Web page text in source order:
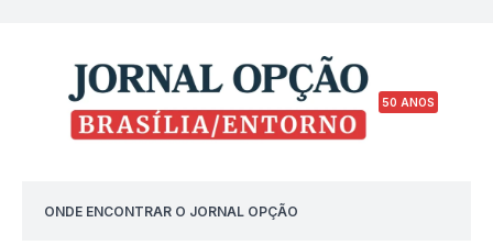
50 ANOS
ONDE ENCONTRAR O JORNAL OPÇÃO